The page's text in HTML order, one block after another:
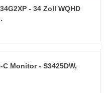
- 34 Zoll WQHD
C Monitor - S3425DW,